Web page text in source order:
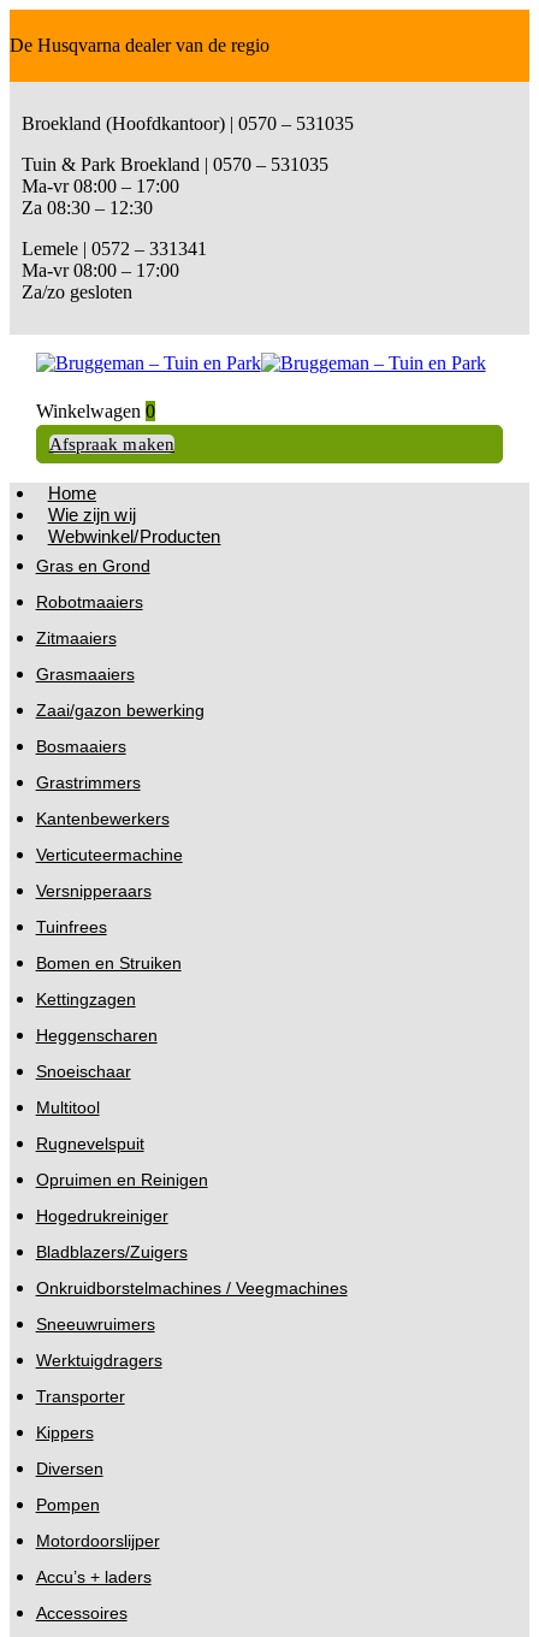
De Husqvarna dealer van de regio
Broekland (Hoofdkantoor) | 0570 – 531035
Tuin & Park Broekland | 0570 – 531035
Ma-vr 08:00 – 17:00
Za 08:30 – 12:30
Lemele | 0572 – 331341
Ma-vr 08:00 – 17:00
Za/zo gesloten
Winkelwagen 0
Afspraak maken
Home
Wie zijn wij
Webwinkel/Producten
Gras en Grond
Robotmaaiers
Zitmaaiers
Grasmaaiers
Zaai/gazon bewerking
Bosmaaiers
Grastrimmers
Kantenbewerkers
Verticuteermachine
Versnipperaars
Tuinfrees
Bomen en Struiken
Kettingzagen
Heggenscharen
Snoeischaar
Multitool
Rugnevelspuit
Opruimen en Reinigen
Hogedrukreiniger
Bladblazers/Zuigers
Onkruidborstelmachines / Veegmachines
Sneeuwruimers
Werktuigdragers
Transporter
Kippers
Diversen
Pompen
Motordoorslijper
Accu’s + laders
Accessoires